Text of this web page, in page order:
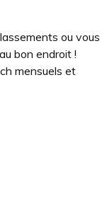
ou vous
bon endroit !
mensuels et